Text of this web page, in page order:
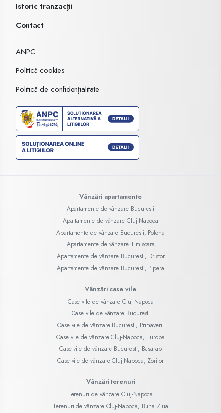
Istoric tranzacții
Contact
ANPC
Politică cookies
Politică de confidențialitate
Vânzări apartamente
Apartamente de vânzare Bucuresti
Apartamente de vânzare Cluj-Napoca
Apartamente de vânzare Bucuresti, Polona
Apartamente de vânzare Timisoara
Apartamente de vânzare Bucuresti, Dristor
Apartamente de vânzare Bucuresti, Pipera
Vânzări case vile
Case vile de vânzare Cluj-Napoca
Case vile de vânzare Bucuresti
Case vile de vânzare Bucuresti, Primaverii
Case vile de vânzare Cluj-Napoca, Europa
Case vile de vânzare Bucuresti, Basarab
Case vile de vânzare Cluj-Napoca, Zorilor
Vânzări terenuri
Terenuri de vânzare Cluj-Napoca
Terenuri de vânzare Cluj-Napoca, Buna Ziua